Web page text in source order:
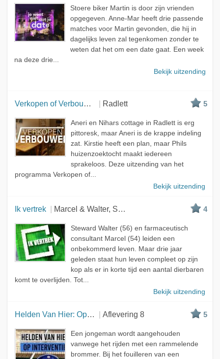
Meest bekeken
Stoere biker Martin is door zijn vrienden
opgegeven. Anne-Mar heeft drie passende
matches voor Martin gevonden, die hij in
dagelijks leven zal tegenkomen zonder te
weten dat het om een date gaat. Een week
na deze drie...
Bekijk uitzending
Verkopen of Verbouwen Radlett 5
Aneri en Nihars cottage in Radlett is erg
pittoresk, maar Aneri is de krappe indeling
zat. Kirstie heeft een plan, maar Phils
huizenzoektocht maakt iedereen
sprakeloos. Deze uitzending van het
programma Verkopen of...
Bekijk uitzending
Ik vertrek Marcel & Walter, Spanje - Costa Blanca 4
Steward Walter (56) en farmaceutisch
consultant Marcel (54) leiden een
onbekommerd leven. Maar drie jaar
geleden staat hun leven compleet op zijn
kop als er in korte tijd een aantal dierbaren
komt te overlijden. Tot...
Bekijk uitzending
Helden Van Hier: Op Interventie Aflevering 8 5
Een jongeman wordt aangehouden
vanwege het rijden met een rammelende
brommer. Bij het fouilleren van een